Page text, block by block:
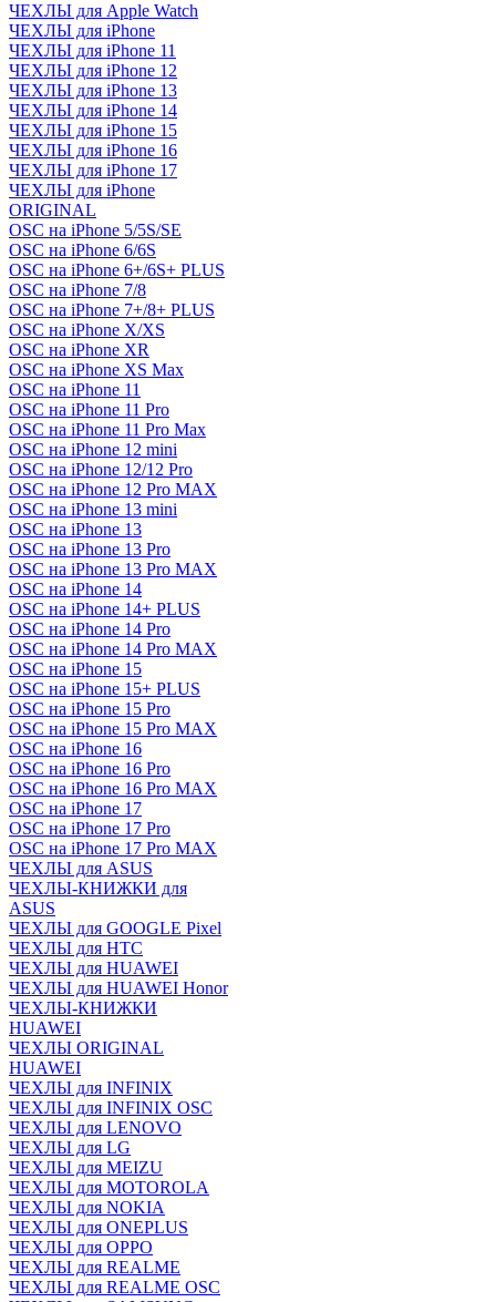
ЧЕХЛЫ для Apple Watch
ЧЕХЛЫ для iPhone
ЧЕХЛЫ для iPhone 11
ЧЕХЛЫ для iPhone 12
ЧЕХЛЫ для iPhone 13
ЧЕХЛЫ для iPhone 14
ЧЕХЛЫ для iPhone 15
ЧЕХЛЫ для iPhone 16
ЧЕХЛЫ для iPhone 17
ЧЕХЛЫ для iPhone
ORIGINAL
OSC на iPhone 5/5S/SE
OSC на iPhone 6/6S
OSC на iPhone 6+/6S+ PLUS
OSC на iPhone 7/8
OSC на iPhone 7+/8+ PLUS
OSC на iPhone X/XS
OSC на iPhone XR
OSC на iPhone XS Max
OSC на iPhone 11
OSC на iPhone 11 Pro
OSC на iPhone 11 Pro Max
OSC на iPhone 12 mini
OSC на iPhone 12/12 Pro
OSC на iPhone 12 Pro MAX
OSC на iPhone 13 mini
OSC на iPhone 13
OSC на iPhone 13 Pro
OSC на iPhone 13 Pro MAX
OSC на iPhone 14
OSC на iPhone 14+ PLUS
OSC на iPhone 14 Pro
OSC на iPhone 14 Pro MAX
OSC на iPhone 15
OSC на iPhone 15+ PLUS
OSC на iPhone 15 Pro
OSC на iPhone 15 Pro MAX
OSC на iPhone 16
OSC на iPhone 16 Pro
OSC на iPhone 16 Pro MAX
OSC на iPhone 17
OSC на iPhone 17 Pro
OSC на iPhone 17 Pro MAX
ЧЕХЛЫ для ASUS
ЧЕХЛЫ-КНИЖКИ для
ASUS
ЧЕХЛЫ для GOOGLE Pixel
ЧЕХЛЫ для HTC
ЧЕХЛЫ для HUAWEI
ЧЕХЛЫ для HUAWEI Honor
ЧЕХЛЫ-КНИЖКИ
HUAWEI
ЧЕХЛЫ ORIGINAL
HUAWEI
ЧЕХЛЫ для INFINIX
ЧЕХЛЫ для INFINIX OSC
ЧЕХЛЫ для LENOVO
ЧЕХЛЫ для LG
ЧЕХЛЫ для MEIZU
ЧЕХЛЫ для MOTOROLA
ЧЕХЛЫ для NOKIA
ЧЕХЛЫ для ONEPLUS
ЧЕХЛЫ для OPPO
ЧЕХЛЫ для REALME
ЧЕХЛЫ для REALME OSC